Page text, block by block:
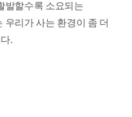
발할수록 소요되는
우리가 사는 환경이 좀 더
.